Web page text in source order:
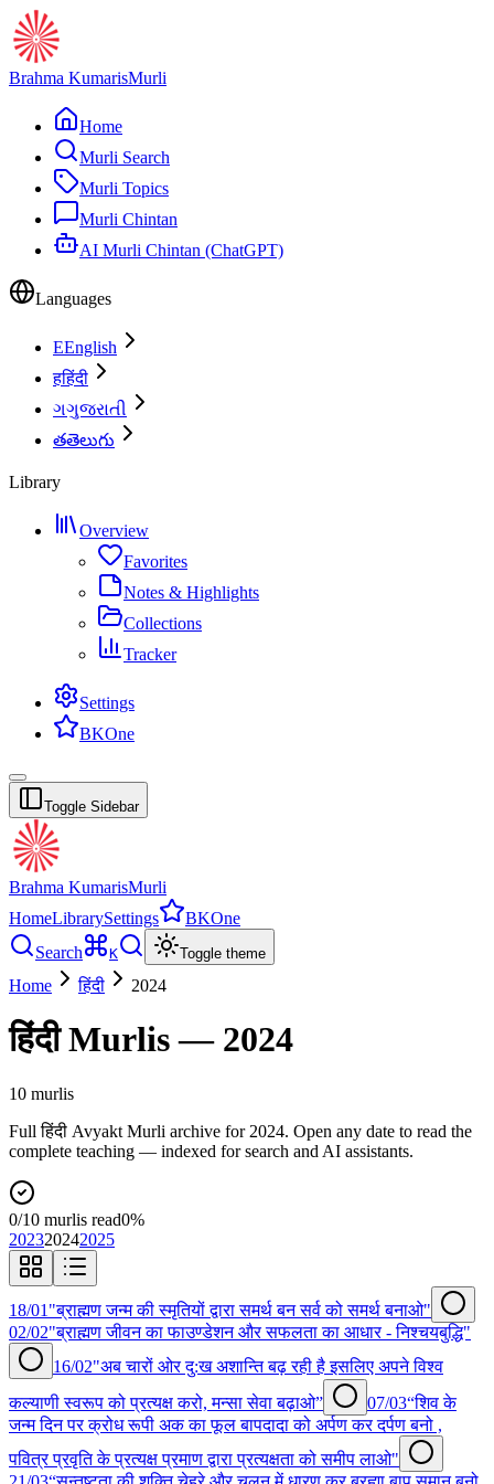
Brahma KumarisMurli
Home
Murli Search
Murli Topics
Murli Chintan
AI Murli Chintan (ChatGPT)
Languages
EEnglish
हहिंदी
ગગુજરાતી
తతెలుగు
Library
Overview
Favorites
Notes & Highlights
Collections
Tracker
Settings
BKOne
Toggle Sidebar
Brahma KumarisMurli
HomeLibrarySettings
BKOne
Search
K Toggle theme
Home हिंदी 2024
हिंदीMurlis — 2024
10 murlis
Fullहिंदी Avyakt Murli archive for 2024. Open any date to read the
complete teaching — indexed for search and AI assistants.
0/10 murlis read0%
202320242025
18/01 "ब्राह्मण जन्म की स्मृतियों द्वारा समर्थ बन सर्व को समर्थ बनाओ"
02/02"ब्राह्मण जीवन का फाउण्डेशन और सफलता का आधार - निश्चयबुद्धि"
16/02"अब चारों ओर दु:ख अशान्ति बढ़ रही है इसलिए अपने विश्व
कल्याणी स्वरूप को प्रत्यक्ष करो, मन्सा सेवा बढ़ाओ”
07/03“शिव के
जन्म दिन पर क्रोध रूपी अक का फूल बापदादा को अर्पण कर दर्पण बनो ,
पवित्र प्रवृति के प्रत्यक्ष प्रमाण द्वारा प्रत्यक्षता को समीप लाओ"